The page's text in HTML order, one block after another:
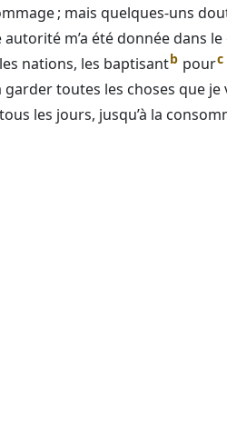
; mais quelques-uns
m’a été donnée dans
nations, les baptisantb pourc
toutes les choses que je
les jours, jusqu’à la